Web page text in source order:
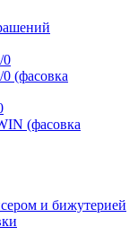
0
(фасовка
(фасовка
и бижутерией